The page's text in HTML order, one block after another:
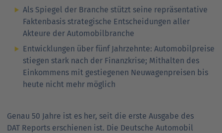
Als Spiegel der Branche stützt seine repräsentative
Faktenbasis strategische Entscheidungen aller
Akteure der Automobilbranche
Entwicklungen über fünf Jahrzehnte: Automobilpreise
stiegen stark nach der Finanzkrise; Mithalten des
Einkommens mit gestiegenen Neuwagenpreisen bis
heute nicht mehr möglich
Genau 50 Jahre ist es her, seit die erste Ausgabe des
DAT Reports erschienen ist. Die Deutsche Automobil